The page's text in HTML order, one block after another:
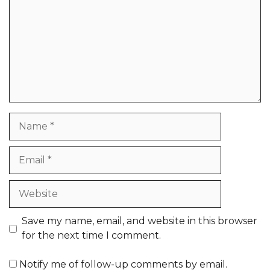
Website
Save my name, email, and website in this browser
for the next time I comment.
Notify me of follow-up comments by email.